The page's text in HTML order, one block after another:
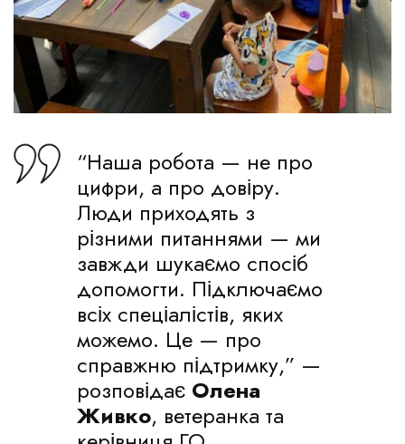
“Наша робота — не про
цифри, а про довіру.
Люди приходять з
різними питаннями — ми
завжди шукаємо спосіб
допомогти. Підключаємо
всіх спеціалістів, яких
можемо. Це — про
справжню підтримку,” —
розповідає Олена
Живко, ветеранка та